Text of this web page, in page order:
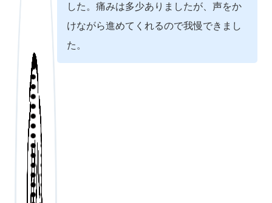
した。痛みは多少ありましたが、声をか
けながら進めてくれるので我慢できまし
た。